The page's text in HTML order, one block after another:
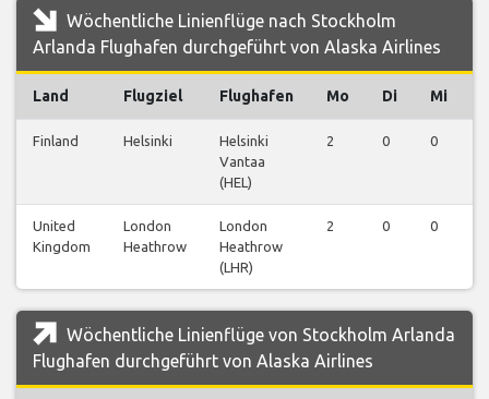
Wöchentliche Linienflüge nach Stockholm
Arlanda Flughafen durchgeführt von Alaska Airlines
Land Flugziel Flughafen Mo Di Mi
Finland Helsinki
Helsinki
Vantaa
(HEL)
2 0 0
United
Kingdom
London
Heathrow
London
Heathrow
(LHR)
2 0 0
Wöchentliche Linienflüge von Stockholm Arlanda
Flughafen durchgeführt von Alaska Airlines